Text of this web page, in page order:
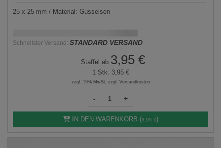
25 x 25 mm / Material: Gusseisen
Schnellster Versand: STANDARD VERSAND
Staffel ab 3,95 €
1 Stk. 3,95 €
zzgl. 19% MwSt, zzgl. Versandkosten
- +
IN DEN WARENKORB (3,95 €)